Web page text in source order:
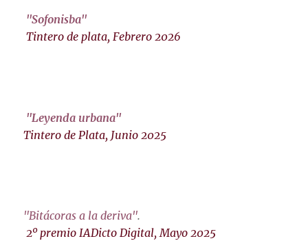
"Sofonisba"
Tintero de plata, Febrero 2026
"Leyenda urbana"
Tintero de Plata, Junio 2025
"Bitácoras a la deriva".
2º premio IADicto Digital, Mayo 2025